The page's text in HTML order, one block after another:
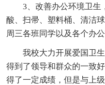
3、改善办公环境卫生
酸、扫帚、塑料桶、清洁
周三各班同学以及各个办
我校大力开展爱国卫生
得到了领导和群众的一致
得了一定成绩，但是与上